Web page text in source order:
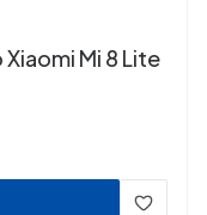
Mi 8 Lite